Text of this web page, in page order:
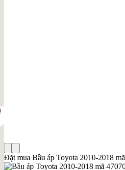
Đặt mua Bầu áp Toyota 2010-2018